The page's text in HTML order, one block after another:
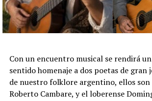
Con un encuentro musical se rendirá
sentido homenaje a dos poetas de
de nuestro folklore argentino, ellos son
Roberto Cambare, y el loberense